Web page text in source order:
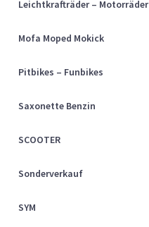
Cart
Checkout
My account
Leichtkrafträder – Motorräder
Mofa Moped Mokick
Pitbikes – Funbikes
Saxonette Benzin
SCOOTER
Sonderverkauf
SYM